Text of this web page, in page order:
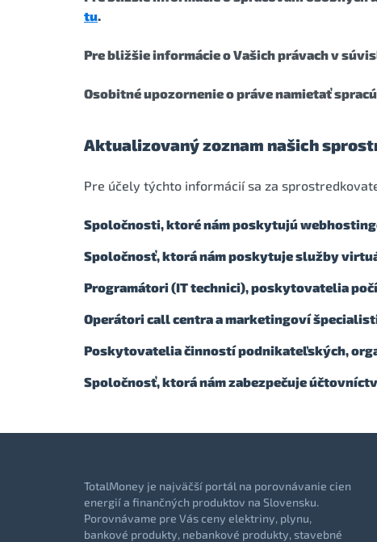
tu.
Pre bližšie informácie o Vašich právach v
Osobitné upozornenie o práve namietať
Aktualizovaný zoznam našich
Pre účely týchto informácií sa za
Spoločnosti, ktoré nám poskytujú
Spoločnosť, ktorá nám poskytuje služby
Programátori (IT technici), poskytovatelia
Operátori call centra a marketingoví
Poskytovatelia činností podnikateľských,
Spoločnosť, ktorá nám zabezpečuje
TotalMoney je najväčší portál na porovnávanie cien
energií a finančných produktov na Slovensku.
Porovnávame pre Vás ceny elektriny, plynu,
bankové produkty, nebankové produkty, stavebné